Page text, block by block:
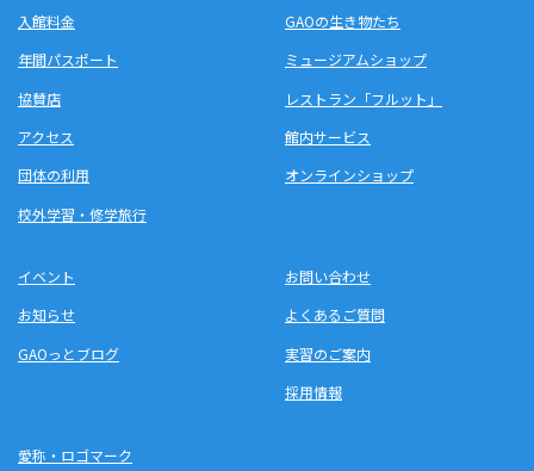
入館料金
年間パスポート
協賛店
アクセス
団体の利用
校外学習・修学旅行
GAOの生き物たち
ミュージアムショップ
レストラン「フルット」
館内サービス
オンラインショップ
イベント
お知らせ
GAOっとブログ
お問い合わせ
よくあるご質問
実習のご案内
採用情報
愛称・ロゴマーク